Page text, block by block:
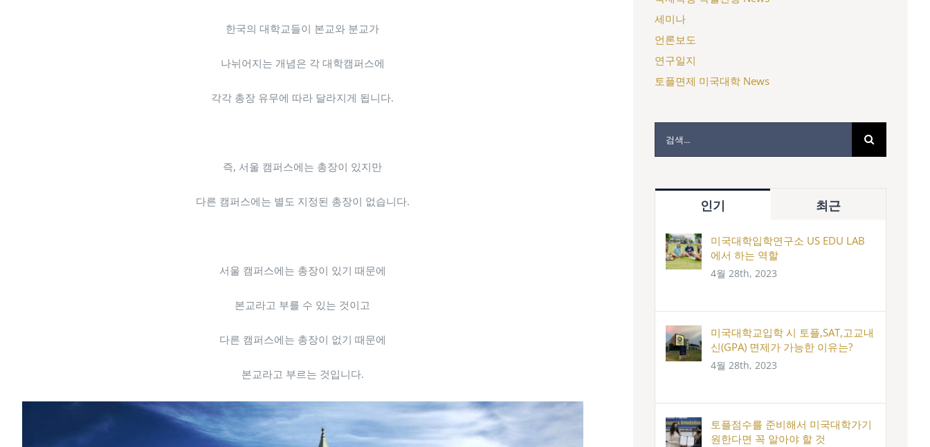
한국의 대학교들이 본교와 분교가
나뉘어지는 개념은 각 대학캠퍼스에
각각 총장 유무에 따라 달라지게 됩니다.
즉, 서울 캠퍼스에는 총장이 있지만
다른 캠퍼스에는 별도 지정된 총장이 없습니다.
서울 캠퍼스에는 총장이 있기 때문에
본교라고 부를 수 있는 것이고
다른 캠퍼스에는 총장이 없기 때문에
본교라고 부르는 것입니다.
세미나
언론보도
연구일지
토플면제 미국대학 News
색:
인기 최근
미국대학입학연구소 US EDU LAB
에서 하는 역할
4월 28th, 2023
미국대학교입학 시 토플,SAT,고교내
신(GPA) 면제가 가능한 이유는?
4월 28th, 2023
토플점수를 준비해서 미국대학가기
원한다면 꼭 알아야 할 것